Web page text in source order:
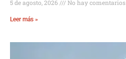
5 de agosto, 2026 No hay comentarios
Leer más »